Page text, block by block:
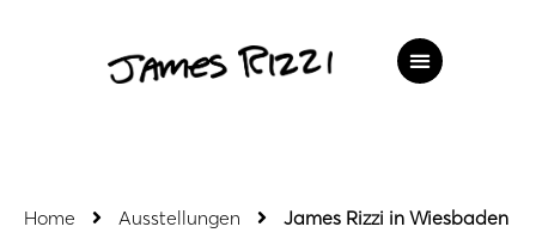
Home Ausstellungen James Rizzi in Wiesbaden